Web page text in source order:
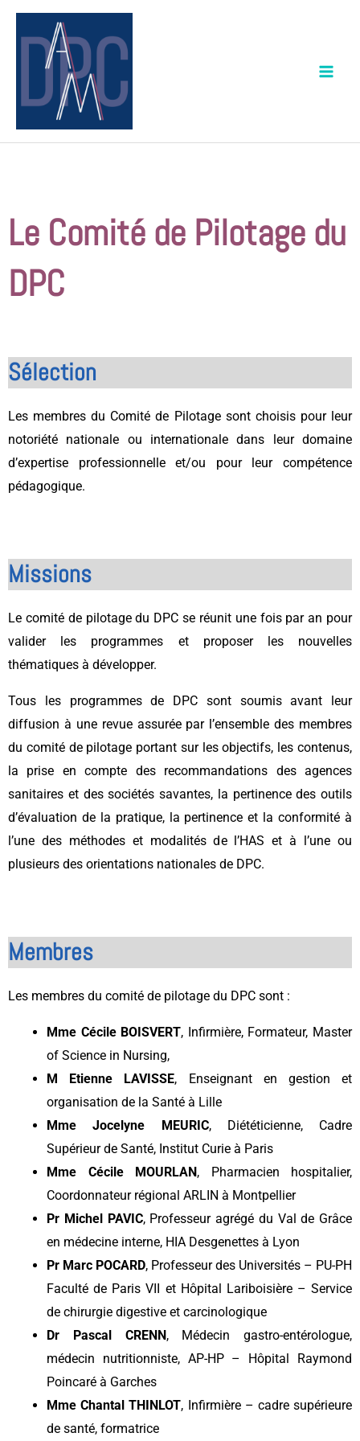
Aller
Le Comité de Pilotage du
DPC
Sélection
Les membres du Comité de Pilotage sont choisis pour leur
notoriété nationale ou internationale dans leur domaine
d’expertise professionnelle et/ou pour leur compétence
pédagogique.
Missions
Le comité de pilotage du DPC se réunit une fois par an pour
valider les programmes et proposer les nouvelles
thématiques à développer.
Tous les programmes de DPC sont soumis avant leur
diffusion à une revue assurée par l’ensemble des membres
du comité de pilotage portant sur les objectifs, les contenus,
la prise en compte des recommandations des agences
sanitaires et des sociétés savantes, la pertinence des outils
d’évaluation de la pratique, la pertinence et la conformité à
l’une des méthodes et modalités de l’HAS et à l’une ou
plusieurs des orientations nationales de DPC.
Membres
Les membres du comité de pilotage du DPC sont :
Mme Cécile BOISVERT, Infirmière, Formateur, Master
of Science in Nursing,
M Etienne LAVISSE, Enseignant en gestion et
organisation de la Santé à Lille
Mme Jocelyne MEURIC, Diététicienne, Cadre
Supérieur de Santé, Institut Curie à Paris
Mme Cécile MOURLAN, Pharmacien hospitalier,
Coordonnateur régional ARLIN à Montpellier
Pr Michel PAVIC, Professeur agrégé du Val de Grâce
en médecine interne, HIA Desgenettes à Lyon
Pr Marc POCARD, Professeur des Universités – PU-PH
Faculté de Paris VII et Hôpital Lariboisière – Service
de chirurgie digestive et carcinologique
Dr Pascal CRENN, Médecin gastro-entérologue,
médecin nutritionniste, AP-HP – Hôpital Raymond
Poincaré à Garches
Mme Chantal THINLOT, Infirmière – cadre supérieure
de santé, formatrice